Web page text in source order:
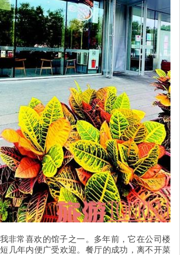
非常喜欢的馆子之一。多年前，它在公司楼
几年内便广受欢迎。餐厅的成功，离不开菜